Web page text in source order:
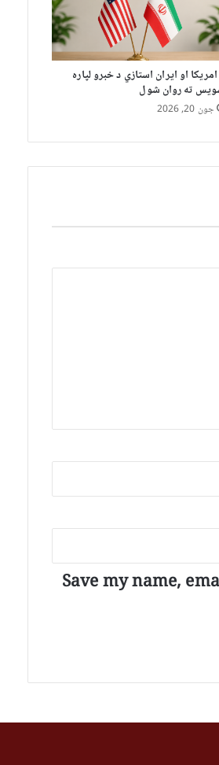
او ایران استازي د خبرو لپاره
ته روان شول
جون 20, 2026
Save my name,